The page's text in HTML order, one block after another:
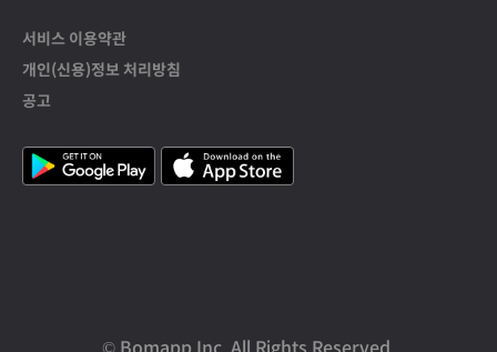
서비스 이용약관
개인(신용)정보 처리방침
공고